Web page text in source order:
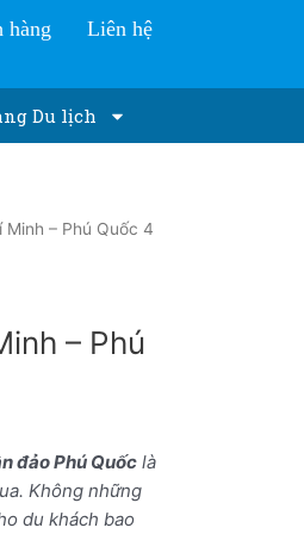
hàng Liên hệ
Du lịch
Minh – Phú Quốc 4
– Phú
đảo Phú Quốclà
Không những
du khách bao